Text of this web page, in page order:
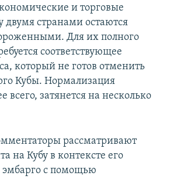
и торговые
странами остаются
Для их полного
соответствующее
который не готов отменить
Кубы. Нормализация
всего, затянется на несколько
рассматривают
на Кубу в контексте его
эмбарго с помощью